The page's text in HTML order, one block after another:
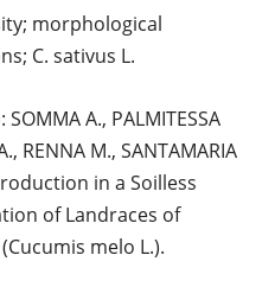
morphological
C. sativus L.
A., PALMITESSA
RENNA M., SANTAMARIA
in a Soilless
of Landraces of
melo L.).